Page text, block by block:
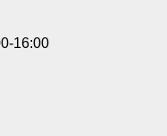
16:00